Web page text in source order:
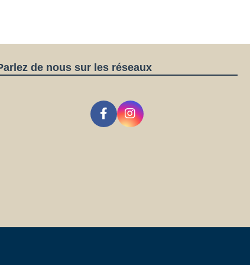
de nous sur les réseaux